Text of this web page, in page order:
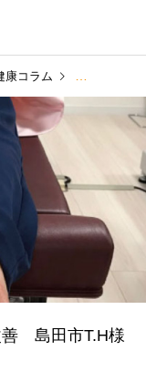
康コラム 患者さんの声
善 島田市T.H様